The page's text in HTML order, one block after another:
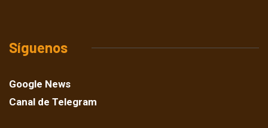
Síguenos
Google News
Canal de Telegram